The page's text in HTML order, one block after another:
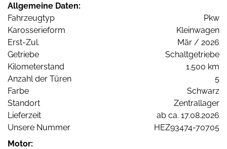
Allgemeine Daten:
Fahrzeugtyp
Pkw
Karosserieform
Kleinwagen
Erst-Zul.
Mär / 2026
Getriebe
Schaltgetriebe
Kilometerstand
1.500 km
Anzahl der Türen
5
Farbe
Schwarz
Standort
Zentrallager
Lieferzeit
ab ca. 17.08.2026
Unsere Nummer
HEZ93474-70705
Motor: